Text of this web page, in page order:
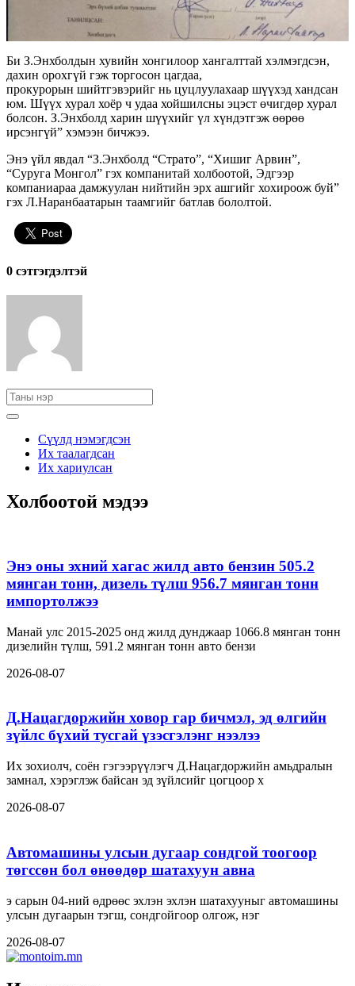
Би З.Энхболдын хувийн хонгилоор хангалттай хэлмэгдсэн,
дахин орохгүй гэж торгосон цагдаа,
прокурорын шийтгэвэрийг нь цуцлуулахаар шүүхэд хандсан
юм. Шүүх хурал хоёр ч удаа хойшилсны эцэст өчигдөр хурал
болсон. З.Энхболд харин шүүхийг үл хүндэтгэж өөрөө
ирсэнгүй” хэмээн бичжээ.
Энэ үйл явдал “З.Энхболд “Страто”, “Хишиг Арвин”,
“Суруга Монгол” гэх компанитай холбоотой, Эдгээр
компаниараа дамжуулан нийтийн эрх ашгийг хохироож буй”
гэх Л.Наранбаатарын таамгийг батлав бололтой.
0 cэтгэгдэлтэй
Сүүлд нэмэгдсэн
Их таалагдсан
Их хариулсан
Холбоотой мэдээ
Энэ оны эхний хагас жилд авто бензин 505.2
мянган тонн, дизель түлш 956.7 мянган тонн
импортолжээ
Манай улс 2015-2025 онд жилд дунджаар 1066.8 мянган тонн
дизелийн түлш, 591.2 мянган тонн авто бензи
2026-08-07
Д.Нацагдоржийн ховор гар бичмэл, эд өлгийн
зүйлс бүхий тусгай үзэсгэлэнг нээлээ
Их зохиолч, соён гэгээрүүлэгч Д.Нацагдоржийн амьдралын
замнал, хэрэглэж байсан эд зүйлсийг цогцоор х
2026-08-07
Автомашины улсын дугаар сондгой тоогоор
төгссөн бол өнөөдөр шатахуун авна
э сарын 04-ний өдрөөс эхлэн эхлэн шатахууныг автомашины
улсын дугаарын тэгш, сондгойгоор олгож, нэг
2026-08-07